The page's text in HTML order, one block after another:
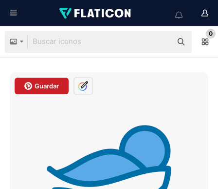
0
Guardar